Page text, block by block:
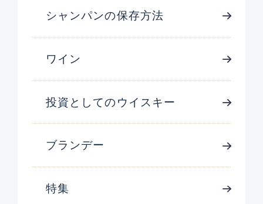
シャンパンの保存方法
ワイン
投資としてのウイスキー
ブランデー
特集